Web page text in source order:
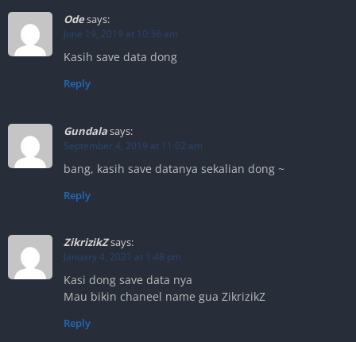
Odesays:
June 19, 2019 at 10:36 am
Kasih save data dong
Reply
Gundalasays:
September 4, 2019 at 11:02 am
bang, kasih save datanya sekalian dong ~
Reply
ZikrizikZsays:
January 4, 2021 at 1:48 pm
Kasi dong save data nya
Mau bikin chaneel name gua ZikrizikZ
Reply